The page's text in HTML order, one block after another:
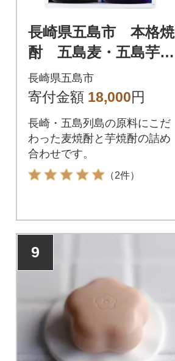
長崎県五島市 本格焼
酎 五島麦・五島芋セ
ット 720ml×2本 Al
c.25%
長崎県五島市
寄付金額 18,000円
長崎・五島列島の原料にこだ
わった麦焼酎と芋焼酎の詰め
合わせです。
（2件）
9